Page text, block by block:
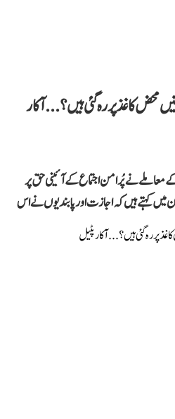
محض کاغذ پر رہ گئی ہیں؟...آکار
کے معاملے نے پُرامن اجتماع کے آئینی حق پر
کہتے ہیں کہ اجازت اور پابندیوں نے اس